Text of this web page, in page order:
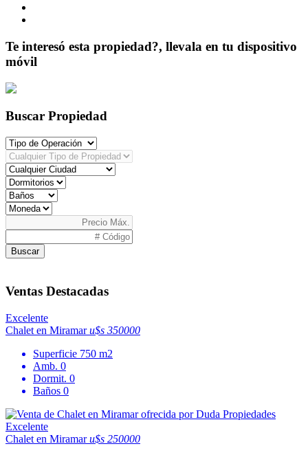
Te interesó esta propiedad?, llevala en tu dispositivo
móvil
Buscar Propiedad
Buscar
Ventas Destacadas
Excelente
Chalet en Miramaru$s 350000
Superficie 750 m2
Amb. 0
Dormit. 0
Baños 0
Excelente
Chalet en Miramaru$s 250000